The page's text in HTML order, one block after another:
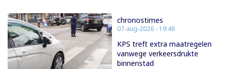
chronostimes
07-aug-2026 - 19:48
KPS treft extra maatregelen
vanwege verkeersdrukte
binnenstad